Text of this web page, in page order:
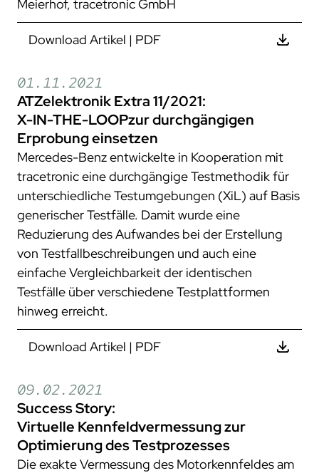
Meierhof, tracetronic GmbH
Download Artikel | PDF
01.11.2021
ATZelektronik Extra 11/2021:
X-IN-THE-LOOPzur durchgängigen
Erprobung einsetzen
Mercedes-Benz entwickelte in Kooperation mit
tracetronic eine durchgängige Testmethodik für
unterschiedliche Testumgebungen (XiL) auf Basis
generischer Testfälle. Damit wurde eine
Reduzierung des Aufwandes bei der Erstellung
von Testfallbeschreibungen und auch eine
einfache Vergleichbarkeit der identischen
Testfälle über verschiedene Testplattformen
hinweg erreicht.
Download Artikel | PDF
09.02.2021
Success Story:
Virtuelle Kennfeldvermessung zur
Optimierung des Testprozesses
Die exakte Vermessung des Motorkennfeldes am